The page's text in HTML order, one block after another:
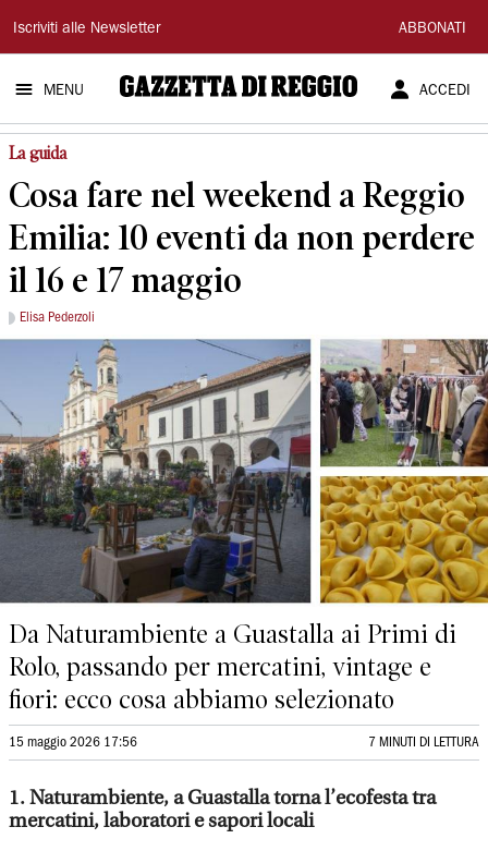
Gazzetta
di
Reggio
Iscriviti alle Newsletter ABBONATI
MENU ACCEDI
La guida
Cosa fare nel weekend a Reggio
Emilia: 10 eventi da non perdere
il 16 e 17 maggio
Elisa Pederzoli
Da Naturambiente a Guastalla ai Primi di
Rolo, passando per mercatini, vintage e
fiori: ecco cosa abbiamo selezionato
15 maggio 2026 17:56 7 MINUTI DI LETTURA
1. Naturambiente, a Guastalla torna l’ecofesta tra
mercatini, laboratori e sapori locali